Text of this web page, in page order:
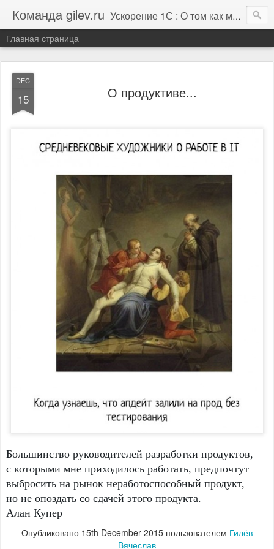
Команда gilev.ru Ускорение 1С : О том как мы это делаем. И не только про это.
Главная страница
DEC
15 О продуктиве...
Большинство руководителей разработки продуктов,
с которыми мне приходилось работать, предпочтут
выбросить на рынок неработоспособный продукт,
но не опоздать со сдачей этого продукта.
Алан Купер
Опубликовано 15th December 2015 пользователем Гилёв
Вячеслав